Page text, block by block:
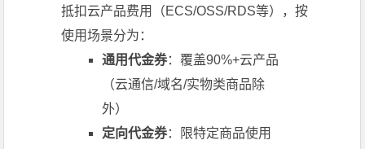
抵扣云产品费用（ECS/OSS/RDS等），按
使用场景分为：
通用代金券：覆盖90%+云产品
（云通信/域名/实物类商品除
外）
定向代金券：限特定商品使用